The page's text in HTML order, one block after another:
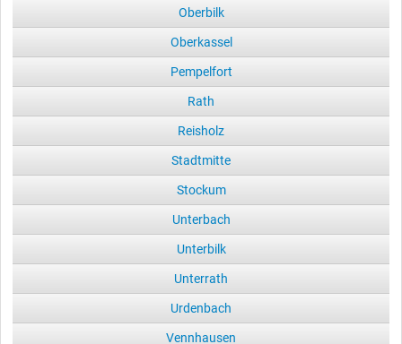
Oberbilk
Oberkassel
Pempelfort
Rath
Reisholz
Stadtmitte
Stockum
Unterbach
Unterbilk
Unterrath
Urdenbach
Vennhausen